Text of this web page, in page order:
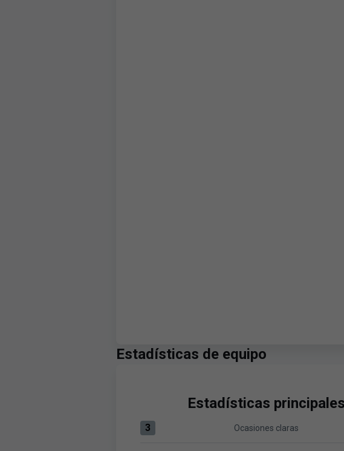
Estadísticas de equipo
Estadísticas principales
Ocasiones claras:Lanzarote 3 versus R. Racing
3 Ocasiones claras